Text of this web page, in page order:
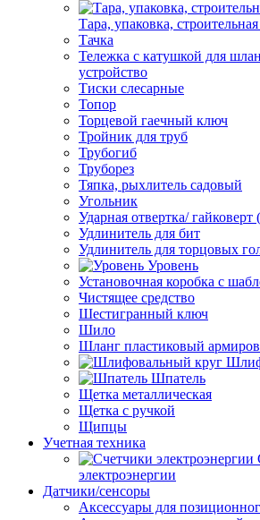
Тара, упаковка,
Тачка
Тележка с катушкой для
устройство
Тиски слесарные
Топор
Торцевой гаечный ключ
Тройник для труб
Трубогиб
Труборез
Тяпка, рыхлитель садовый
Угольник
Ударная отвертка/
Удлинитель для бит
Удлинитель для торцовых
Уровень
Установочная коробка с
Чистящее средство
Шестигранный ключ
Шило
Шланг пластиковый
Шпатель
Щетка металлическая
Щетка с ручкой
Щипцы
Учетная техника
электроэнергии
Датчики/сенсоры
Аксессуары для